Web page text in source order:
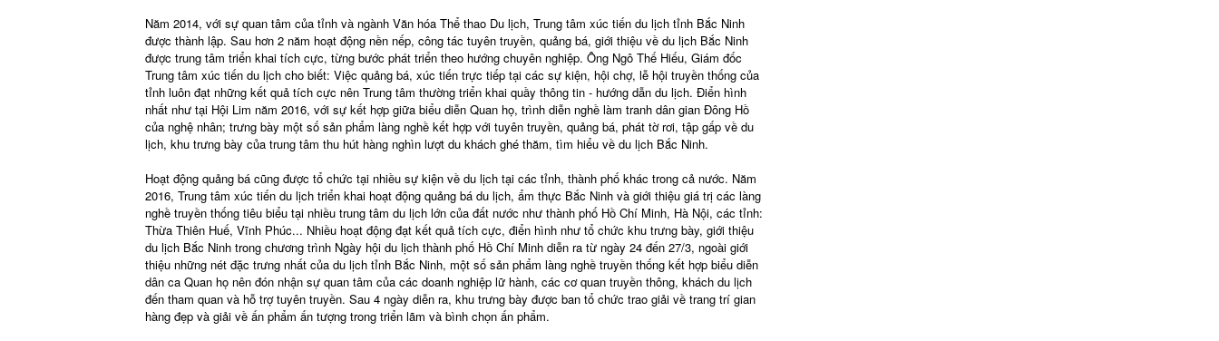
Năm 2014, với sự quan tâm của tỉnh và ngành Văn hóa Thể thao Du lịch, Trung tâm xúc tiến du lịch tỉnh Bắc Ninh
được thành lập. Sau hơn 2 năm hoạt động nền nếp, công tác tuyên truyền, quảng bá, giới thiệu về du lịch Bắc Ninh
được trung tâm triển khai tích cực, từng bước phát triển theo hướng chuyên nghiệp. Ông Ngô Thế Hiếu, Giám đốc
Trung tâm xúc tiến du lịch cho biết: Việc quảng bá, xúc tiến trực tiếp tại các sự kiện, hội chợ, lễ hội truyền thống của
tỉnh luôn đạt những kết quả tích cực nên Trung tâm thường triển khai quầy thông tin - hướng dẫn du lịch. Điển hình
nhất như tại Hội Lim năm 2016, với sự kết hợp giữa biểu diễn Quan họ, trình diễn nghề làm tranh dân gian Đông Hồ
của nghệ nhân; trưng bày một số sản phẩm làng nghề kết hợp với tuyên truyền, quảng bá, phát tờ rơi, tập gấp về du
lịch, khu trưng bày của trung tâm thu hút hàng nghìn lượt du khách ghé thăm, tìm hiểu về du lịch Bắc Ninh.
Hoạt động quảng bá cũng được tổ chức tại nhiều sự kiện về du lịch tại các tỉnh, thành phố khác trong cả nước. Năm
2016, Trung tâm xúc tiến du lịch triển khai hoạt động quảng bá du lịch, ẩm thực Bắc Ninh và giới thiệu giá trị các làng
nghề truyền thống tiêu biểu tại nhiều trung tâm du lịch lớn của đất nước như thành phố Hồ Chí Minh, Hà Nội, các tỉnh:
Thừa Thiên Huế, Vĩnh Phúc... Nhiều hoạt động đạt kết quả tích cực, điển hình như tổ chức khu trưng bày, giới thiệu
du lịch Bắc Ninh trong chương trình Ngày hội du lịch thành phố Hồ Chí Minh diễn ra từ ngày 24 đến 27/3, ngoài giới
thiệu những nét đặc trưng nhất của du lịch tỉnh Bắc Ninh, một số sản phẩm làng nghề truyền thống kết hợp biểu diễn
dân ca Quan họ nên đón nhận sự quan tâm của các doanh nghiệp lữ hành, các cơ quan truyền thông, khách du lịch
đến tham quan và hỗ trợ tuyên truyền. Sau 4 ngày diễn ra, khu trưng bày được ban tổ chức trao giải về trang trí gian
hàng đẹp và giải về ấn phẩm ấn tượng trong triển lãm và bình chọn ấn phẩm.